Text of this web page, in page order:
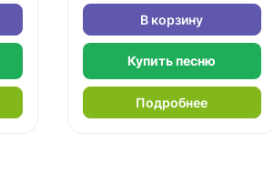
В корзину
Купить песню
Подробнее